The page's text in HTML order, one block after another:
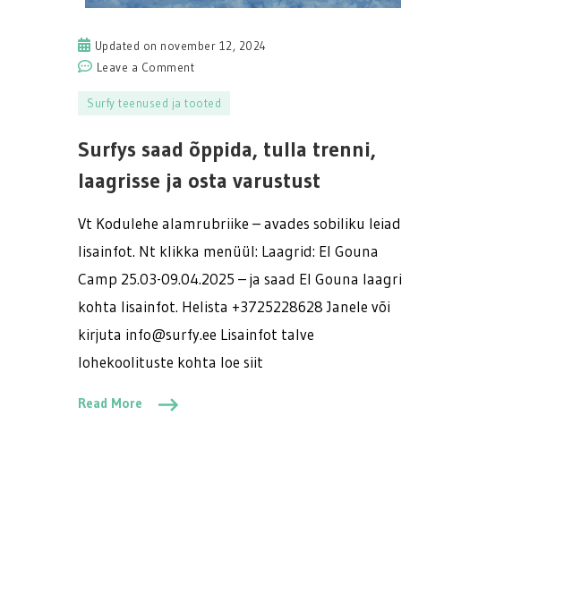
Updated on november 12, 2024
Leave a Commenton
saad
tulla
trenni,
varustust
Surfy teenused ja tooted
Surfys saad õppida, tulla trenni,
laagrisse ja osta varustust
Vt Kodulehe alamrubriike – avades sobiliku leiad
lisainfot. Nt klikka menüül: Laagrid: El Gouna
Camp 25.03-09.04.2025 – ja saad El Gouna laagri
kohta lisainfot. Helista +3725228628 Janele või
kirjuta info@surfy.ee Lisainfot talve
lohekoolituste kohta loe siit
Read More